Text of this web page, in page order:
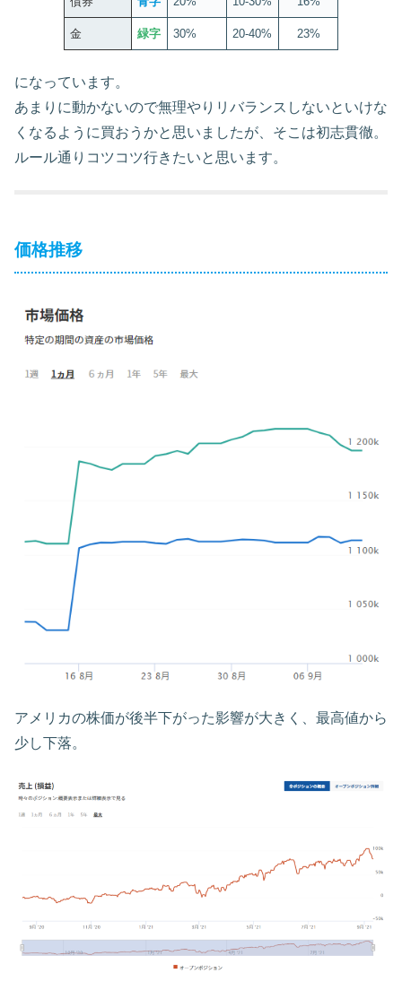
金 緑字 30% 20-40% 23%
になっています。
あまりに動かないので無理やりリバランスしないといけな
くなるように買おうかと思いましたが、そこは初志貫徹。
ルール通りコツコツ行きたいと思います。
価格推移
アメリカの株価が後半下がった影響が大きく、最高値から
少し下落。